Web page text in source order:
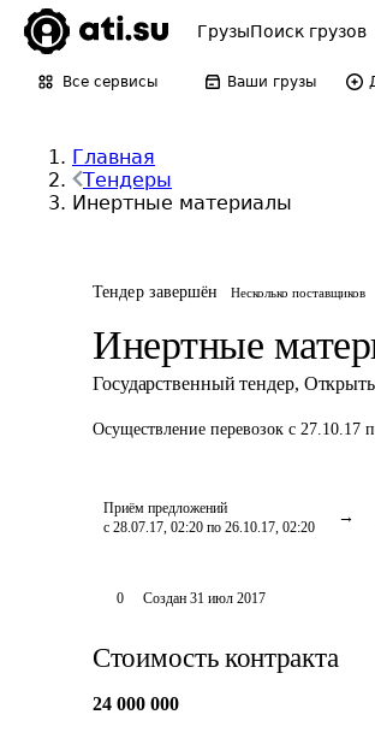
ГрузыПоиск грузов
Все сервисы Ваши грузы
Главная
Тендеры
Инертные материалы
Тендер завершён Несколько поставщиков
Инертные
Государственный тендер,
Осуществление перевозок с 27.10.17
Приём предложений
с 28.07.17, 02:20 по 26.10.17, 02:20
0 Создан 31 июл 2017
Стоимость контракта
24 000 000